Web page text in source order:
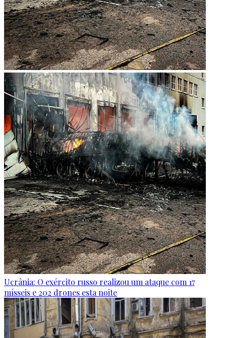
Ucrânia: O exército russo realizou um ataque com 17
mísseis e 202 drones esta noite